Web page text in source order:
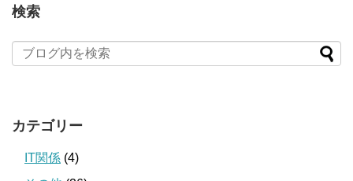
検索
カテゴリー
IT関係 (4)